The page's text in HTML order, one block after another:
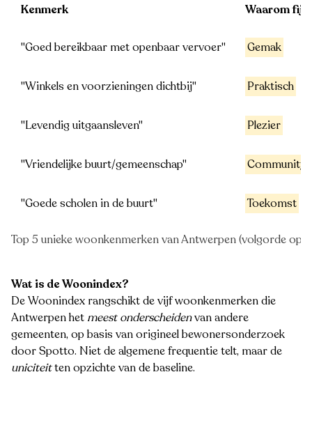
Top 5 unieke woonkenmerken van Antwerpen (volgorde op
Kenmerk Waarom
"Goed bereikbaar met openbaar vervoer" Gemak
"Winkels en voorzieningen dichtbij" Praktisch
"Levendig uitgaansleven" Plezier
"Vriendelijke buurt/gemeenschap" Community
"Goede scholen in de buurt" Toekomst
Wat is de Woonindex?
De Woonindex rangschikt de vijf woonkenmerken die
Antwerpen hetmeest onderscheidenvan andere
gemeenten, op basis van origineel bewonersonderzoek
door Spotto. Niet de algemene frequentie telt, maar de
uniciteitten opzichte van de baseline.